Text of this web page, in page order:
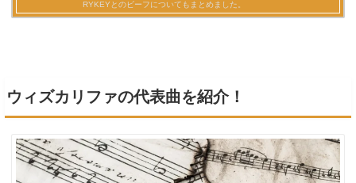
ウィズカリファの代表曲を紹介！